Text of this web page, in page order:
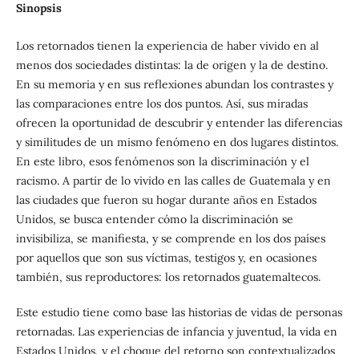
Sinopsis
Los retornados tienen la experiencia de haber vivido en al
menos dos sociedades distintas: la de origen y la de destino.
En su memoria y en sus reflexiones abundan los contrastes y
las comparaciones entre los dos puntos. Así, sus miradas
ofrecen la oportunidad de descubrir y entender las diferencias
y similitudes de un mismo fenómeno en dos lugares distintos.
En este libro, esos fenómenos son la discriminación y el
racismo. A partir de lo vivido en las calles de Guatemala y en
las ciudades que fueron su hogar durante años en Estados
Unidos, se busca entender cómo la discriminación se
invisibiliza, se manifiesta, y se comprende en los dos países
por aquellos que son sus víctimas, testigos y, en ocasiones
también, sus reproductores: los retornados guatemaltecos.
Este estudio tiene como base las historias de vidas de personas
retornadas. Las experiencias de infancia y juventud, la vida en
Estados Unidos, y el choque del retorno son contextualizados